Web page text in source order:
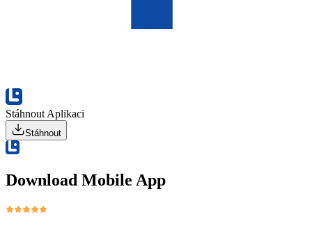
Stáhnout Aplikaci
Stáhnout
Download Mobile App